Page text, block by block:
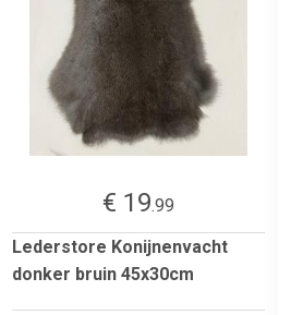
€ 19.99
Lederstore Konijnenvacht
donker bruin 45x30cm